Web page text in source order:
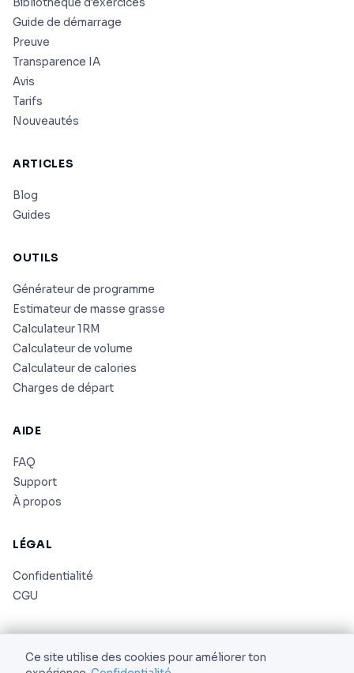
Bibliothèque d'exercices
Guide de démarrage
Preuve
Transparence IA
Avis
Tarifs
Nouveautés
ARTICLES
Blog
Guides
OUTILS
Générateur de programme
Estimateur de masse grasse
Calculateur 1RM
Calculateur de volume
Calculateur de calories
Charges de départ
AIDE
FAQ
Support
À propos
LÉGAL
Confidentialité
CGU
Ce site utilise des cookies pour améliorer ton